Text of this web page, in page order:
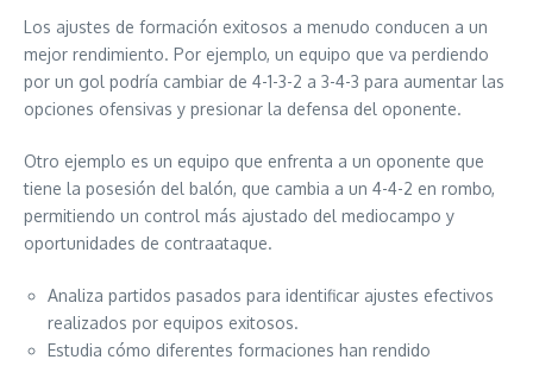
Los ajustes de formación exitosos a menudo conducen a un
mejor rendimiento. Por ejemplo, un equipo que va perdiendo
por un gol podría cambiar de 4-1-3-2 a 3-4-3 para aumentar las
opciones ofensivas y presionar la defensa del oponente.
Otro ejemplo es un equipo que enfrenta a un oponente que
tiene la posesión del balón, que cambia a un 4-4-2 en rombo,
permitiendo un control más ajustado del mediocampo y
oportunidades de contraataque.
Analiza partidos pasados para identificar ajustes efectivos
realizados por equipos exitosos.
Estudia cómo diferentes formaciones han rendido